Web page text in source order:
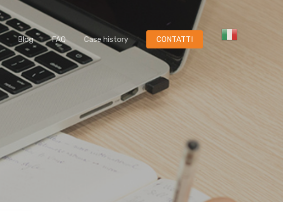
Blog FAQ Case history CONTATTI